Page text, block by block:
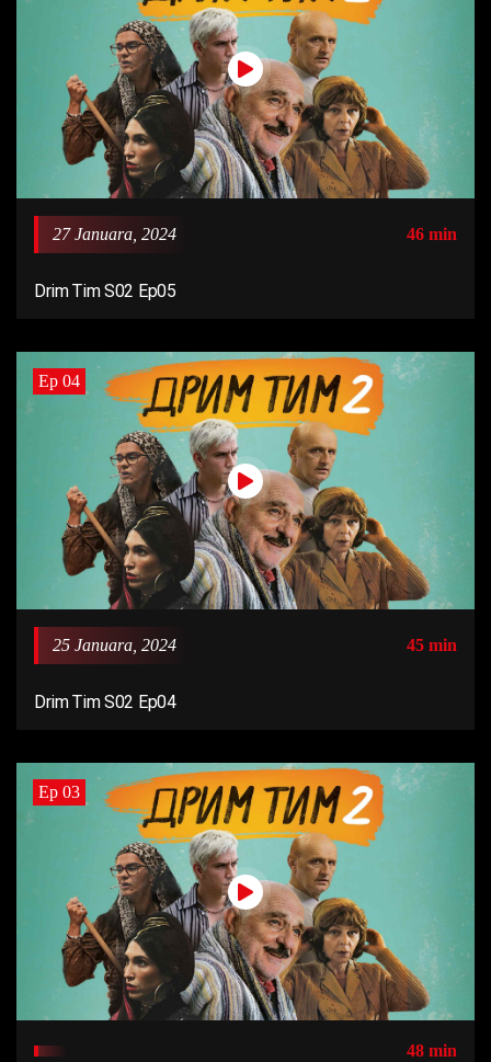
27 Januara, 2024 46 min
Drim Tim S02 Ep05
Ep 04
25 Januara, 2024 45 min
Drim Tim S02 Ep04
Ep 03
48 min